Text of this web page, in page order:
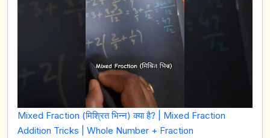
Mixed Fraction (मिश्रित भिन्न) क्या है? | Mixed Fraction
Addition Tricks | Whole Number + Fraction